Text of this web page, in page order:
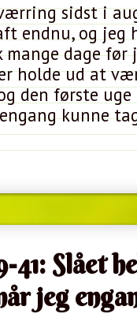
sidst i
endnu, og jeg
mange dage før
holde ud at
den første
kunne
41: Slået
jeg